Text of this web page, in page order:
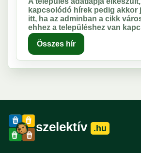
kapcsolódó hírek pedig akkor
itt, ha az adminban a cikk
ehhez a településhez van
Összes hír
szelektív .hu